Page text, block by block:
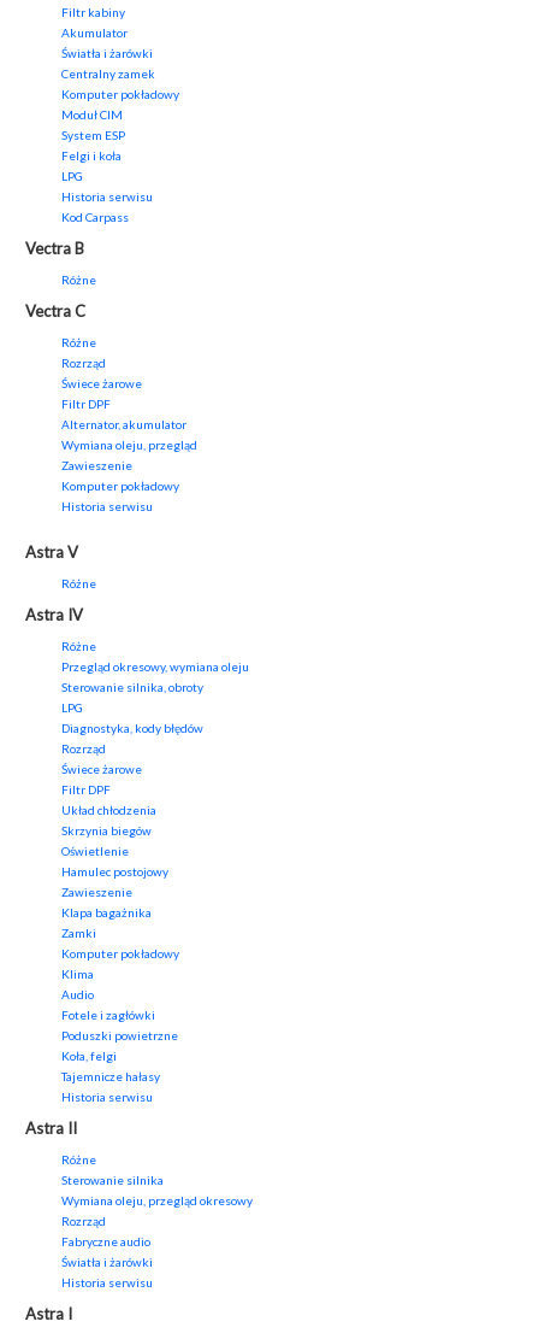
Filtr kabiny
Akumulator
Światła i żarówki
Centralny zamek
Komputer pokładowy
Moduł CIM
System ESP
Felgi i koła
LPG
Historia serwisu
Kod Carpass
Vectra B
Różne
Vectra C
Różne
Rozrząd
Świece żarowe
Filtr DPF
Alternator, akumulator
Wymiana oleju, przegląd
Zawieszenie
Komputer pokładowy
Historia serwisu
Astra V
Różne
Astra IV
Różne
Przegląd okresowy, wymiana oleju
Sterowanie silnika, obroty
LPG
Diagnostyka, kody błędów
Rozrząd
Świece żarowe
Filtr DPF
Układ chłodzenia
Skrzynia biegów
Oświetlenie
Hamulec postojowy
Zawieszenie
Klapa bagażnika
Zamki
Komputer pokładowy
Klima
Audio
Fotele i zagłówki
Poduszki powietrzne
Koła, felgi
Tajemnicze hałasy
Historia serwisu
Astra II
Różne
Sterowanie silnika
Wymiana oleju, przegląd okresowy
Rozrząd
Fabryczne audio
Światła i żarówki
Historia serwisu
Astra I